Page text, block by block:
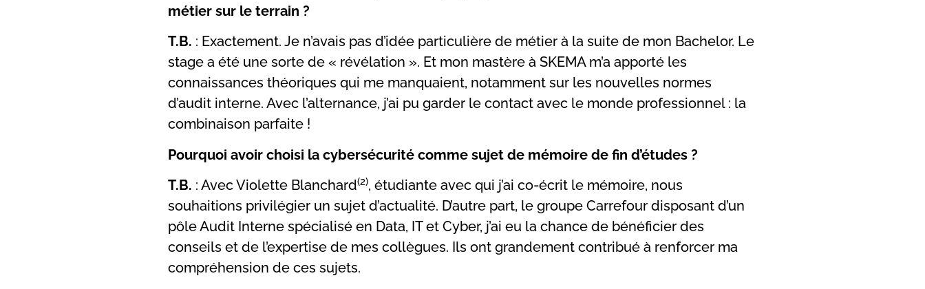
métier sur le terrain ?
T.B. : Exactement. Je n’avais pas d’idée particulière de métier à la suite de mon Bachelor. Le
stage a été une sorte de « révélation ». Et mon mastère à SKEMA m’a apporté les
connaissances théoriques qui me manquaient, notamment sur les nouvelles normes
d’audit interne. Avec l’alternance, j’ai pu garder le contact avec le monde professionnel : la
combinaison parfaite !
Pourquoi avoir choisi la cybersécurité comme sujet de mémoire de fin d’études ?
T.B. : Avec Violette Blanchard(2), étudiante avec qui j’ai co-écrit le mémoire, nous
souhaitions privilégier un sujet d’actualité. D’autre part, le groupe Carrefour disposant d’un
pôle Audit Interne spécialisé en Data, IT et Cyber, j’ai eu la chance de bénéficier des
conseils et de l’expertise de mes collègues. Ils ont grandement contribué à renforcer ma
compréhension de ces sujets.